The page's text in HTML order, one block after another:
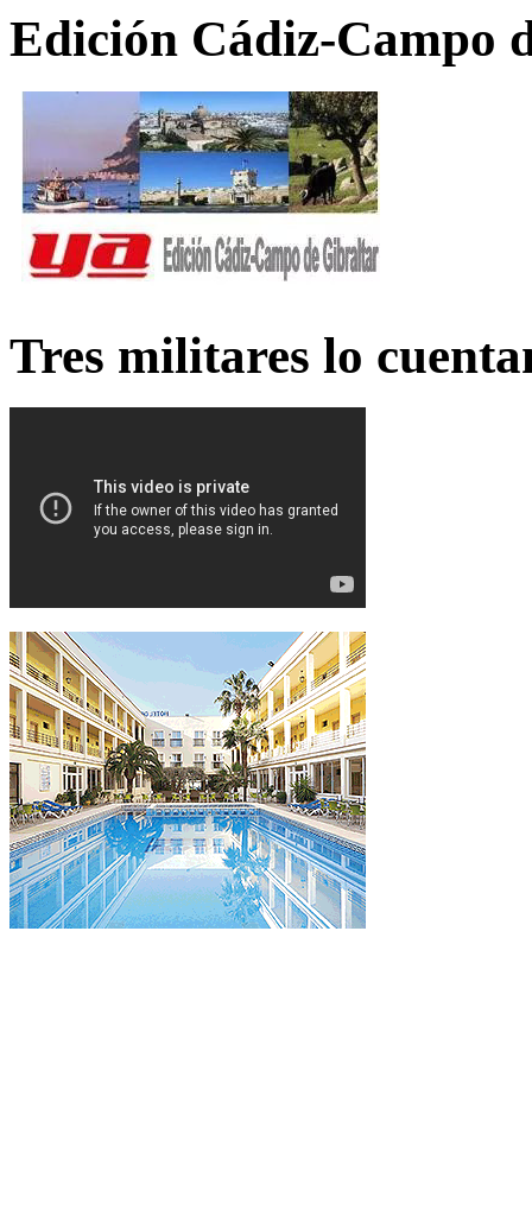
Edición Cádiz-Campo
Tres militares lo